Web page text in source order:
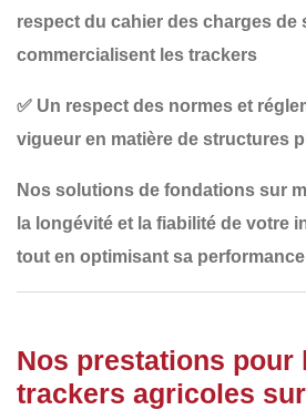
respect du cahier des charges de
commercialisent les trackers
✅ Un respect des normes et
vigueur en matière de structures
Nos solutions de fondations sur
la longévité et la fiabilité de votre
tout en optimisant sa
Nos prestations pour
trackers agricoles